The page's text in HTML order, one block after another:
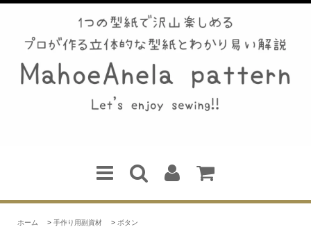
ホーム > 手作り用副資材 > ボタン